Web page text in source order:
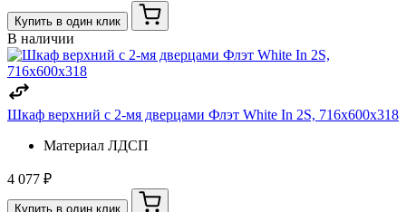
Купить в один клик
В наличии
Шкаф верхний с 2-мя дверцами Флэт White In 2S, 716х600х318
Материал ЛДСП
4 077 ₽
Купить в один клик